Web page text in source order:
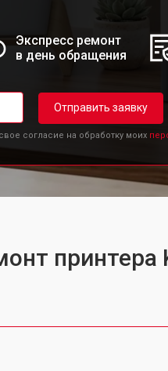
Экспресс ремонт
в день обращения
Отправить заявку
согласие на обработку моих
принтера